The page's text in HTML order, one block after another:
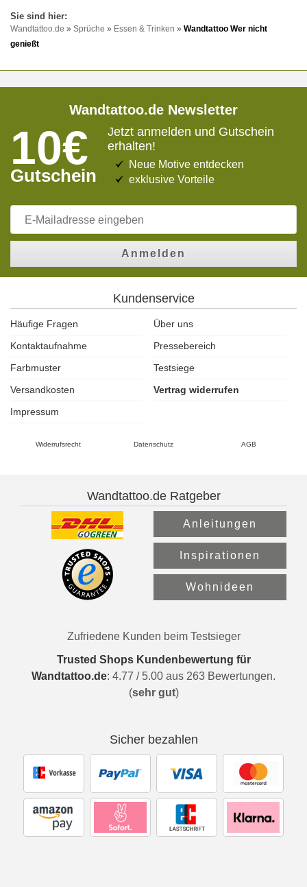
Wandtattoo.de » Sprüche » Essen & Trinken » Wandtattoo Wer nicht
genießt
Wandtattoo.de Newsletter
10€
Gutschein
Jetzt anmelden und Gutschein
erhalten!
Neue Motive entdecken
exklusive Vorteile
Anmelden
Kundenservice
Häufige Fragen
Über uns
Kontaktaufnahme
Pressebereich
Farbmuster
Testsiege
Versandkosten
Vertrag widerrufen
Impressum
Widerrufsrecht Datenschutz AGB
Wandtattoo.de Ratgeber
Anleitungen
Inspirationen
Wohnideen
Zufriedene Kunden beim Testsieger
Trusted Shops Kundenbewertung für
Wandtattoo.de: 4.77 / 5.00 aus 263 Bewertungen.
(sehr gut)
Sicher bezahlen